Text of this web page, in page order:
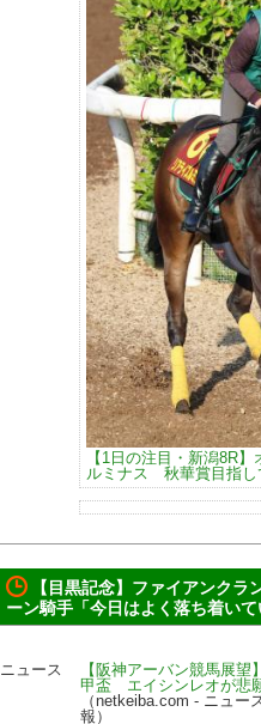
【1日の注目・新潟8R
ルミナス 秋華賞目指し
【目黒記念】ファイアンク
ーン騎手「今日はよく落ち着い
ニュース
【阪神アーバン競馬展
甲盃 エイシンレオが悲
（netkeiba.com - ニュー
報）